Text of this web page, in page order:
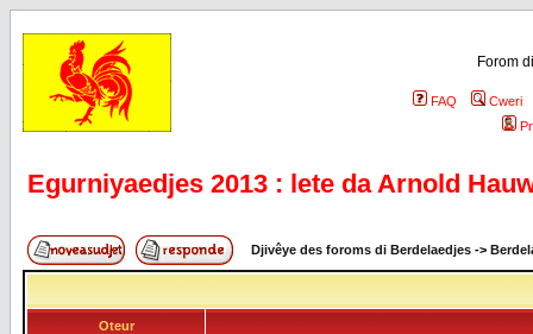
Forom
FAQ
Cweri
Egurniyaedjes 2013 : lete da Arnold
Djivêye des foroms di Berdelaedjes ->
Oteur